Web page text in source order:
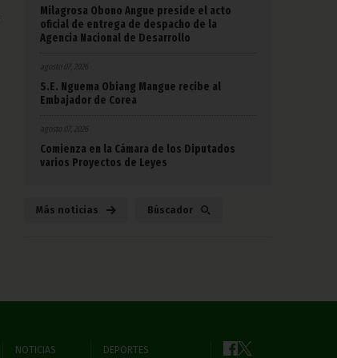
Milagrosa Obono Angue preside el acto
oficial de entrega de despacho de la
Agencia Nacional de Desarrollo
agosto 07, 2026
S.E. Nguema Obiang Mangue recibe al
Embajador de Corea
agosto 07, 2026
Comienza en la Cámara de los Diputados
varios Proyectos de Leyes
Más noticias Búscador
NOTICIAS DEPORTES